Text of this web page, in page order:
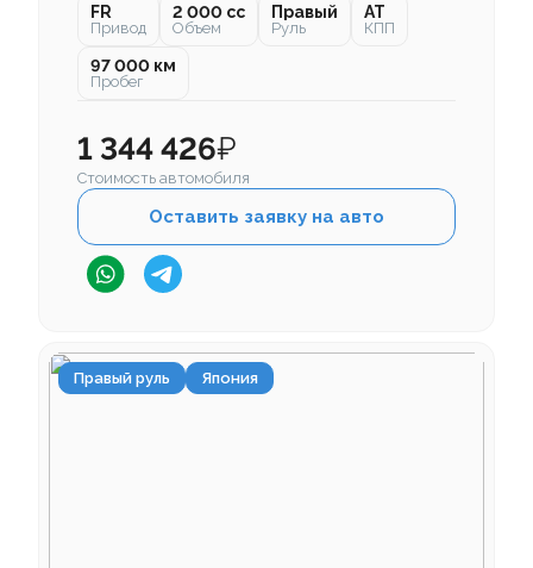
FR
Привод
2 000 cc
Объем
Правый
Руль
AT
КПП
97 000 км
Пробег
1 344 426₽
Стоимость автомобиля
Оставить заявку на авто
Правый руль Япония